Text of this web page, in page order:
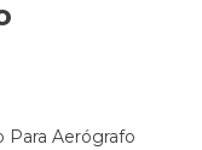
Para Aerógrafo